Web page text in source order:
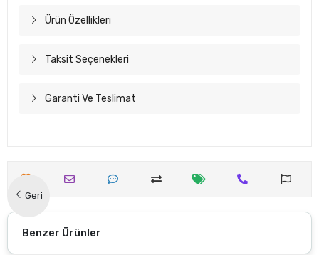
Geri
Ürün Özellikleri
Taksit Seçenekleri
Garanti Ve Teslimat
Benzer Ürünler